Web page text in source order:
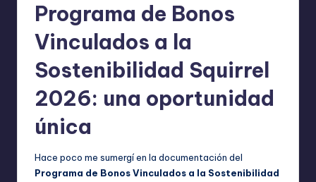
Programa de Bonos
Vinculados a la
Sostenibilidad Squirrel
2026: una oportunidad
única
Hace poco me sumergí en la documentación del
Programa de Bonos Vinculados a la Sostenibilidad